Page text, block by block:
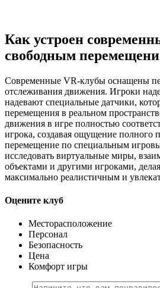
Как устроен
свободным
Современные VR-клубы оснащены
отслеживания движения. Игроки
надевают специальные датчики,
перемещения в реальном
движения в игре полностью
игрока, создавая ощущение полного
перемещение по специальным
исследовать виртуальные миры,
объектами и другими игроками,
максимально реалистичным и
Оцените клуб
Месторасположение
Персонал
Безопасность
Цена
Комфорт игры